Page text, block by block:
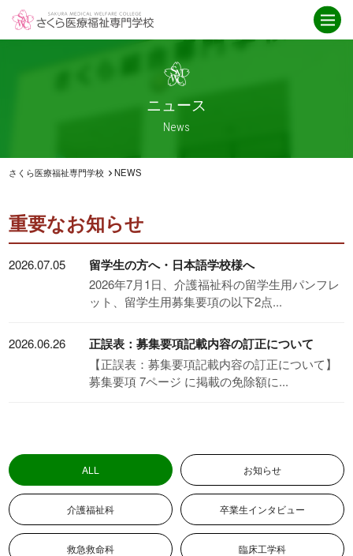
学校紹介
アクセス
ニュース
ニュース一覧
介護福祉科
救急救命科
介護福祉科
オープンキャンパス
スケジュール
総合型選抜
特待生制度
資格・経歴による学費給付制度
WEB個別相談または来校型個
別相談はこちら
ニュース
News
さくら医療福祉専門学校 NEWS
重要なお知らせ
2026.07.05 留学生の方へ・日本語学校様へ
2026年7月1日、介護福祉科の留学生用パンフレ
ット、留学生用募集要項の以下2点...
2026.06.26 正誤表：募集要項記載内容の訂正について
【正誤表：募集要項記載内容の訂正について】
募集要項 7ページ に掲載の免除額に...
ALL お知らせ
介護福祉科 卒業生インタビュー
救急救命科 臨床工学科